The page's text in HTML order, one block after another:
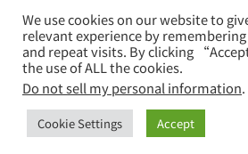
农业天地网 INFO PERTANIAN online
Disclaimer
Privacy
We use cookies on our website to
relevant experience by
and repeat visits. By clicking
the use of ALL the cookies.
Do not sell my personal information.
Cookie Settings Accept